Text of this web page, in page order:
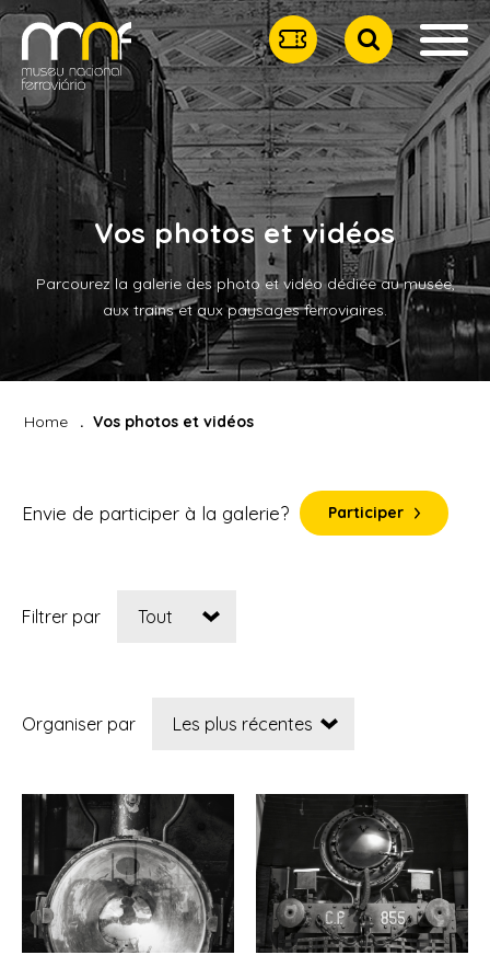
Vos photos et vidéos
Parcourez la galerie des photo et vidéo dédiée au musée,
aux trains et aux paysages ferroviaires.
Home Vos photos et vidéos
Envie de participer à la galerie? Participer
Filtrer par
Organiser par